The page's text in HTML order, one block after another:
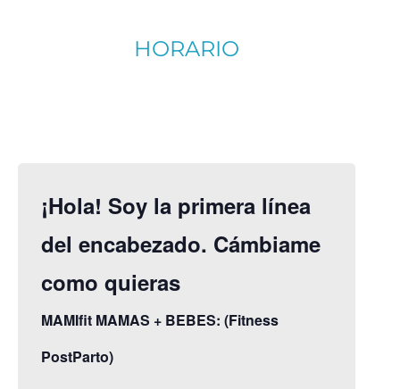
HORARIO
¡Hola! Soy la primera línea
del encabezado. Cámbiame
como quieras
MAMIfit MAMAS + BEBES: (Fitness
PostParto)